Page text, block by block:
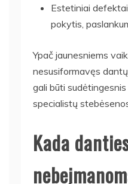
Estetiniai
pokytis,
Ypač jaunesniems
nesusiformavęs
gali būti
specialistų
Kada